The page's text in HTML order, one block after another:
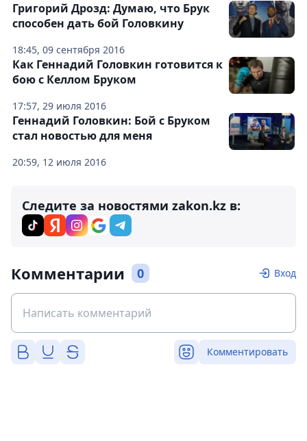
18:45, 09 сентября 2016
Григорий Дрозд: Думаю, что Брук
способен дать бой Головкину
17:57, 29 июля 2016
Как Геннадий Головкин готовится к
бою с Келлом Бруком
20:59, 12 июля 2016
Геннадий Головкин: Бой с Бруком
стал новостью для меня
Следите за новостями zakon.kz в:
Комментарии 0 Вход
Комментировать